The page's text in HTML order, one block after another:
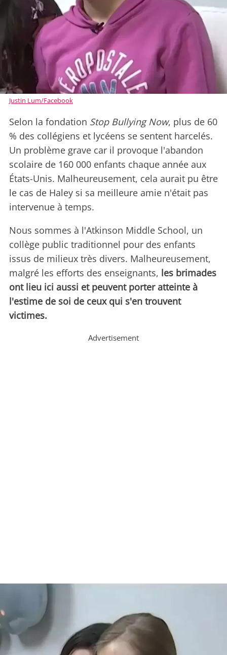
Justin Lum/Facebook
Selon la fondation Stop Bullying Now, plus de 60
% des collégiens et lycéens se sentent harcelés.
Un problème grave car il provoque l'abandon
scolaire de 160 000 enfants chaque année aux
États-Unis. Malheureusement, cela aurait pu être
le cas de Haley si sa meilleure amie n'était pas
intervenue à temps.
Nous sommes à l'Atkinson Middle School, un
collège public traditionnel pour des enfants
issus de milieux très divers. Malheureusement,
malgré les efforts des enseignants, les brimades
ont lieu ici aussi et peuvent porter atteinte à
l'estime de soi de ceux qui s'en trouvent
victimes.
Advertisement